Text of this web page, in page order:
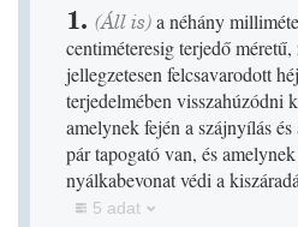
1. (Állis)a néhány
centiméteresig terjedő
jellegzetesen felcsavarodott
terjedelmében visszahúzódni
amelynek fején a szájnyílás
pár tapogató van, és
nyálkabevonat védi a
5 adat